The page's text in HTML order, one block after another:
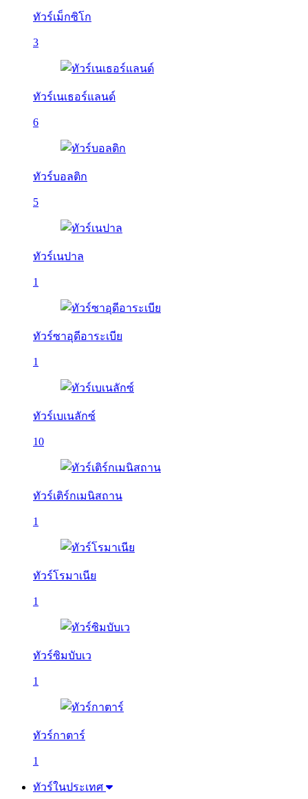
ทัวร์เม็กซิโก
3
ทัวร์เนเธอร์แลนด์
6
ทัวร์บอลติก
5
ทัวร์เนปาล
1
ทัวร์ซาอุดีอาระเบีย
1
ทัวร์เบเนลักซ์
10
ทัวร์เติร์กเมนิสถาน
1
ทัวร์โรมาเนีย
1
ทัวร์ซิมบับเว
1
ทัวร์กาตาร์
1
ทัวร์ในประเทศ